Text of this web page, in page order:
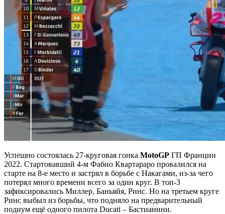
Успешно состоялась 27-круговая гонка MotoGP ГП Франции
2022. Стартовавший 4-м Фабио Квартараро провалился на
старте на 8-е место и застрял в борьбе с Накагами, из-за чего
потерял много времени всего за один круг. В топ-3
зафиксировались Миллер, Баньяйя, Ринс. Но на третьем круге
Ринс выбыл из борьбы, что подняло на предварительный
подиум ещё одного пилота Ducati – Бастианини.